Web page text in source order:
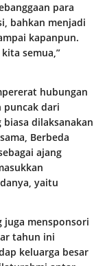
para
bahkan menjadi
kapanpun.
semua,”
hubungan
puncak dari
dilaksanakan
Berbeda
ajang
yaitu
juga mensponsori
tahun ini
keluarga besar